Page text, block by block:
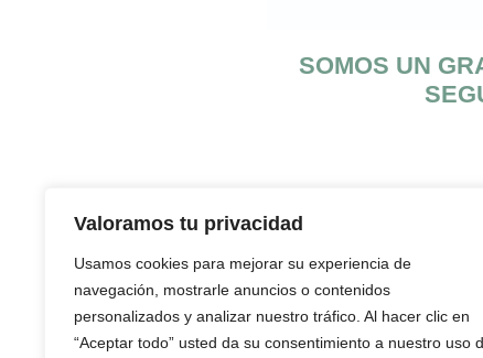
Valoramos tu privacidad
Usamos cookies para mejorar su experiencia de
navegación, mostrarle anuncios o contenidos
personalizados y analizar nuestro tráfico. Al hacer clic en
“Aceptar todo” usted da su consentimiento a nuestro uso
SOMOS UN
POST ANTERIOR
Tadalafilo: Estimula la
inflamación de